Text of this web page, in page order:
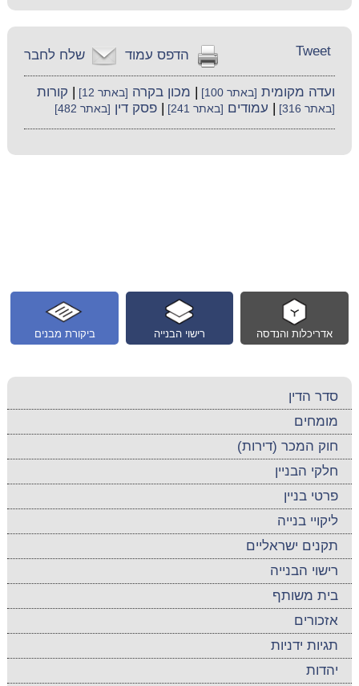
שלח לחבר הדפס עמוד Tweet
ועדה מקומית [באתר 100] מכון בקרה [באתר 12] קורות
[באתר 316] עמודים [באתר 241] |פסק דין [באתר 482]
ביקורת מבנים רישוי הבנייה אדריכלות והנדסה
סדר הדין
מומחים
חוק המכר (דירות)
חלקי הבניין
פרטי בניין
ליקויי בנייה
תקנים ישראליים
רישוי הבנייה
בית משותף
אזכורים
תגיות ידניות
יהדות